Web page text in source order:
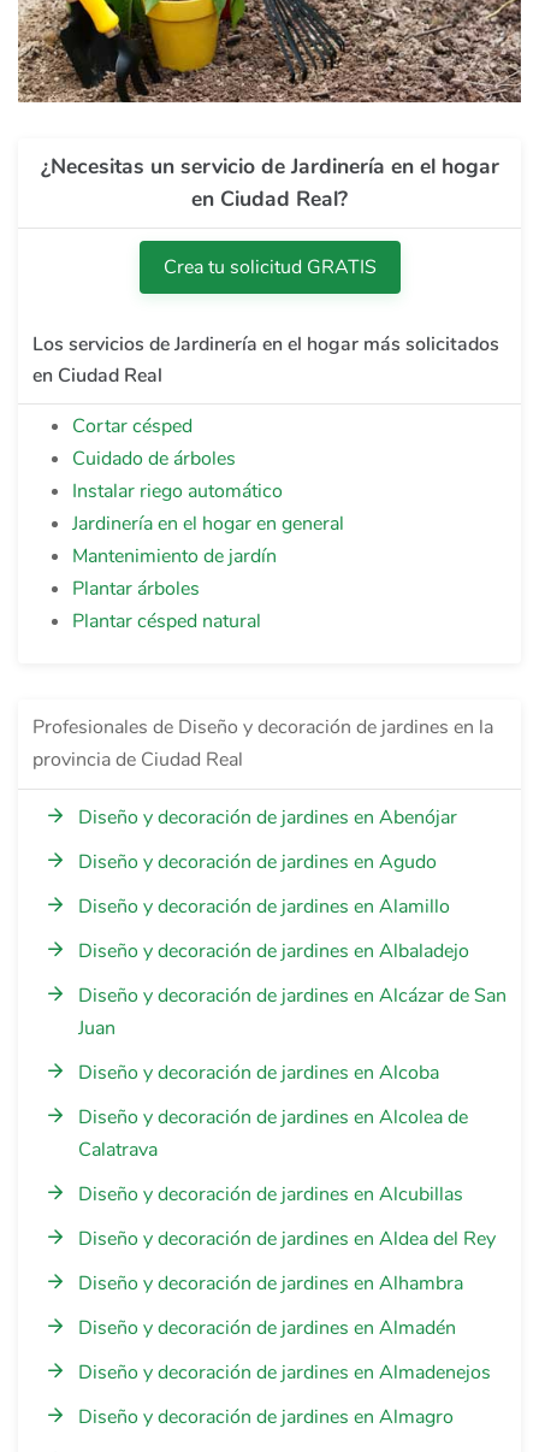
¿Necesitas un servicio de Jardinería en el hogar
en Ciudad Real?
Crea tu solicitud GRATIS
Los servicios de Jardinería en el hogar más solicitados
en Ciudad Real
Cortar césped
Cuidado de árboles
Instalar riego automático
Jardinería en el hogar en general
Mantenimiento de jardín
Plantar árboles
Plantar césped natural
Profesionales de Diseño y decoración de jardines en la
provincia de Ciudad Real
Diseño y decoración de jardines en Abenójar
Diseño y decoración de jardines en Agudo
Diseño y decoración de jardines en Alamillo
Diseño y decoración de jardines en Albaladejo
Diseño y decoración de jardines en Alcázar de San
Juan
Diseño y decoración de jardines en Alcoba
Diseño y decoración de jardines en Alcolea de
Calatrava
Diseño y decoración de jardines en Alcubillas
Diseño y decoración de jardines en Aldea del Rey
Diseño y decoración de jardines en Alhambra
Diseño y decoración de jardines en Almadén
Diseño y decoración de jardines en Almadenejos
Diseño y decoración de jardines en Almagro